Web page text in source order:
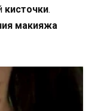
кисточки.
макияжа